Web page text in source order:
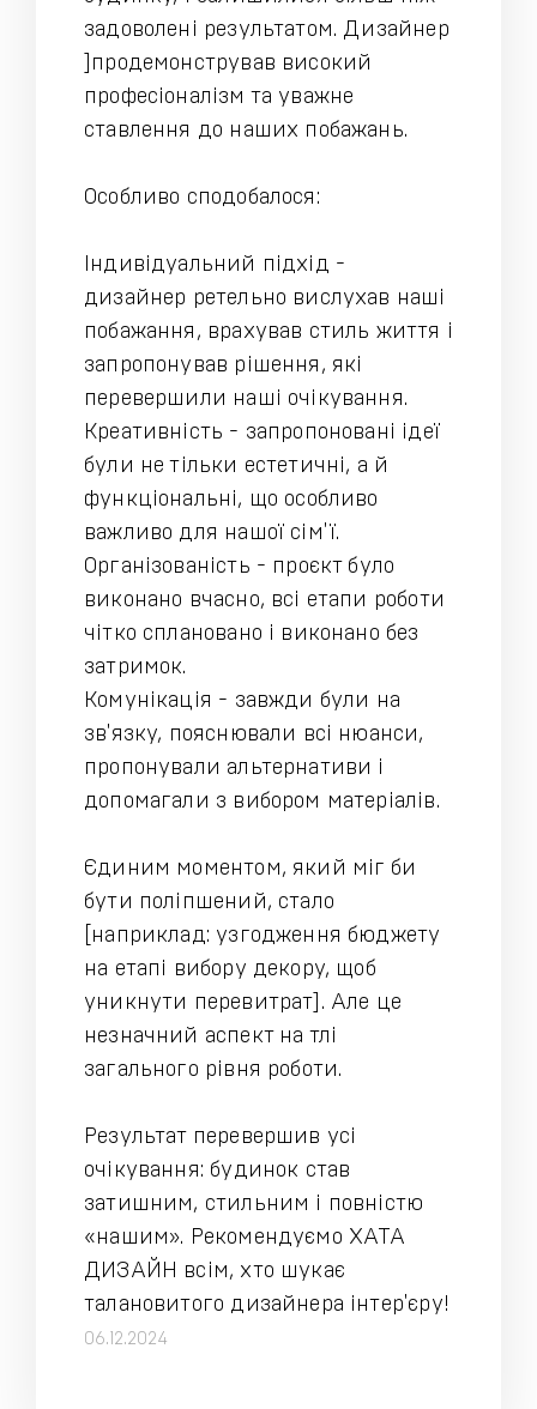
задоволені результатом. Дизайнер
]продемонстрував високий
професіоналізм та уважне
ставлення до наших побажань.
Особливо сподобалося:
Індивідуальний підхід -
дизайнер ретельно вислухав наші
побажання, врахував стиль життя і
запропонував рішення, які
перевершили наші очікування.
Креативність - запропоновані ідеї
були не тільки естетичні, а й
функціональні, що особливо
важливо для нашої сім'ї.
Організованість - проєкт було
виконано вчасно, всі етапи роботи
чітко сплановано і виконано без
затримок.
Комунікація - завжди були на
зв'язку, пояснювали всі нюанси,
пропонували альтернативи і
допомагали з вибором матеріалів.
Єдиним моментом, який міг би
бути поліпшений, стало
[наприклад: узгодження бюджету
на етапі вибору декору, щоб
уникнути перевитрат]. Але це
незначний аспект на тлі
загального рівня роботи.
Результат перевершив усі
очікування: будинок став
затишним, стильним і повністю
«нашим». Рекомендуємо ХАТА
ДИЗАЙН всім, хто шукає
талановитого дизайнера інтер'єру!
06.12.2024